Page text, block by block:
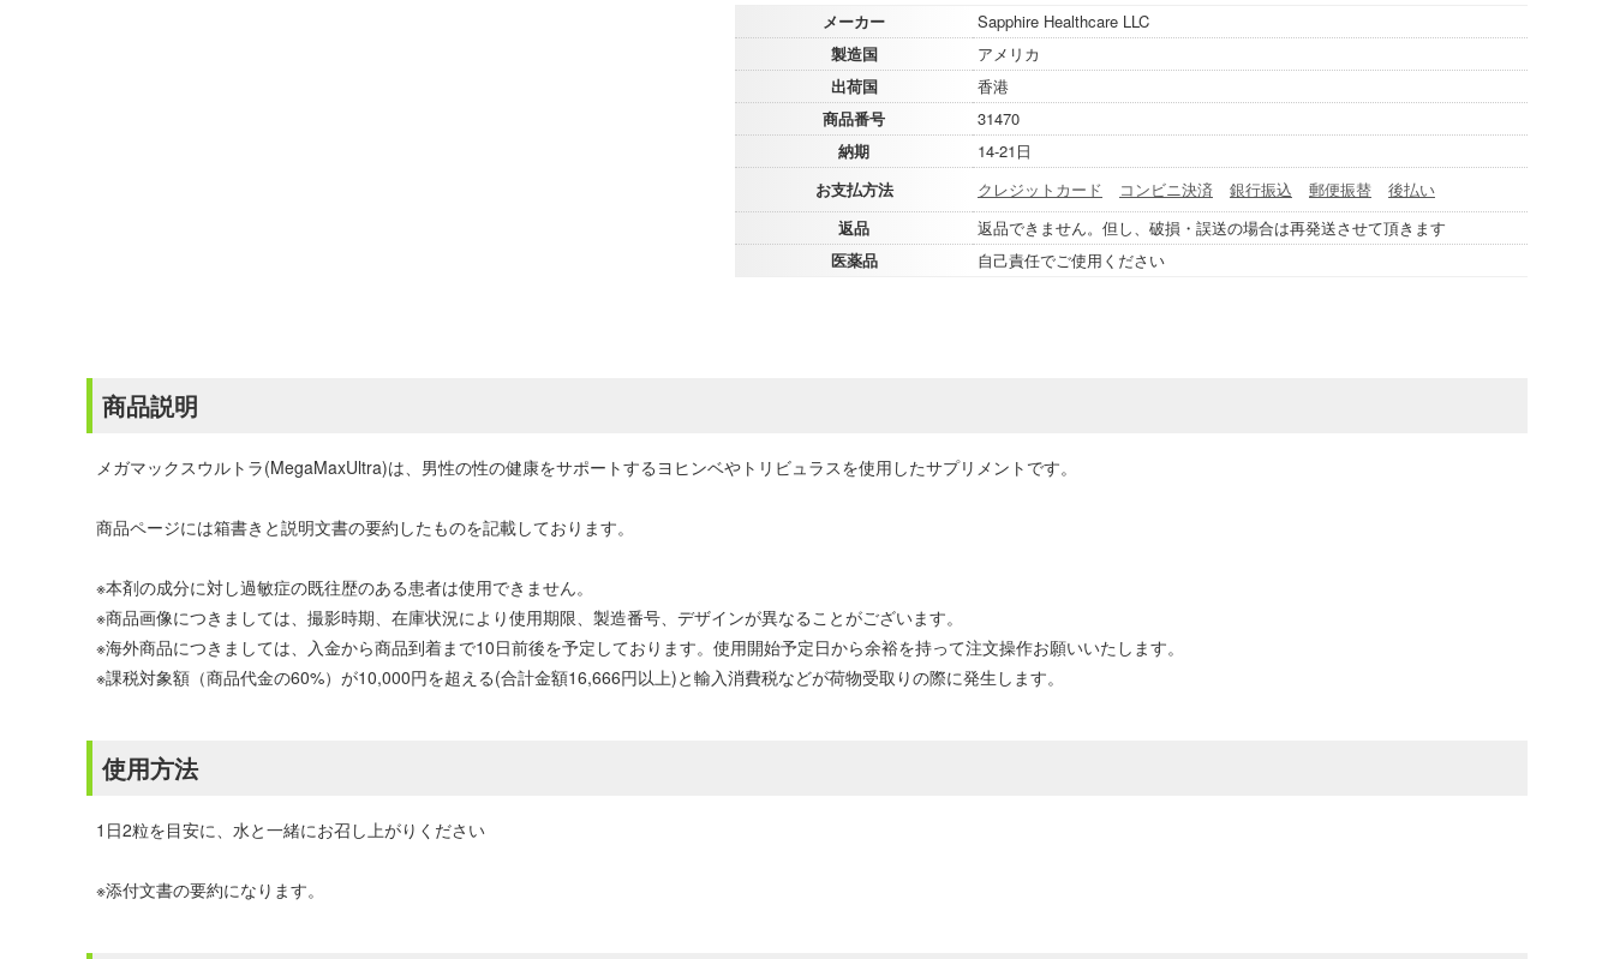
メーカー
Sapphire Healthcare LLC
製造国
アメリカ
出荷国
香港
商品番号
31470
納期
14-21日
お支払方法
クレジットカード コンビニ決済 銀行振込 郵便振替
後払い
返品
返品できません。但し、破損・誤送の場合は再発送させて頂きます
医薬品
自己責任でご使用ください
商品説明
メガマックスウルトラ(MegaMaxUltra)は、男性の性の健康をサポートするヨヒンベやトリビュラスを使用したサプリメントです。
商品ページには箱書きと説明文書の要約したものを記載しております。
※本剤の成分に対し過敏症の既往歴のある患者は使用できません。
※商品画像につきましては、撮影時期、在庫状況により使用期限、製造番号、デザインが異なることがございます。
※海外商品につきましては、入金から商品到着まで10日前後を予定しております。使用開始予定日から余裕を持って注文操作お願いいたします。
※課税対象額（商品代金の60%）が10,000円を超える(合計金額16,666円以上)と輸入消費税などが荷物受取りの際に発生します。
使用方法
1日2粒を目安に、水と一緒にお召し上がりください
※添付文書の要約になります。